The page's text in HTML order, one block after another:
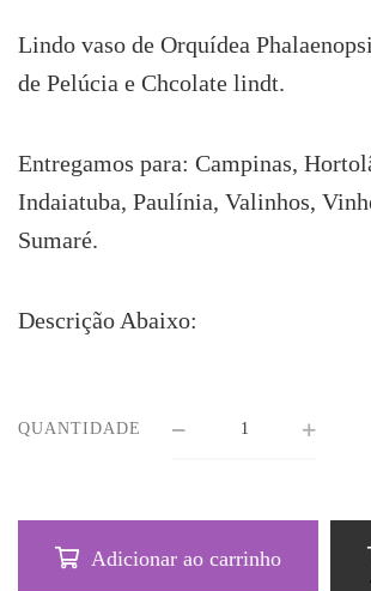
era:
R$247.90.
é:
Lindo vaso de Orquídea
de Pelúcia e Chcolate lindt.
Entregamos para: Campinas,
Indaiatuba, Paulínia, Valinhos,
Sumaré.
Descrição Abaixo:
QUANTIDADE
Adicionar ao carrinho